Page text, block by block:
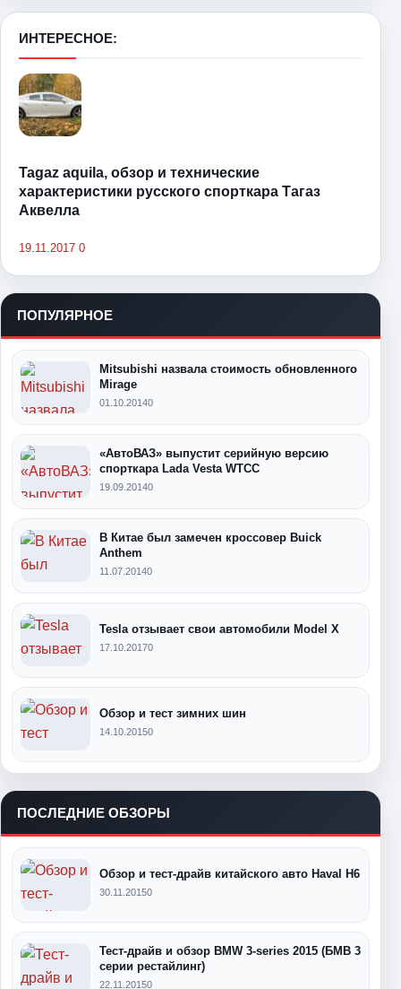
ИНТЕРЕСНОЕ:
Tagaz aquila, обзор и технические
характеристики русского спорткара Тагаз
Аквелла
19.11.2017 0
ПОПУЛЯРНОЕ
Mitsubishi назвала стоимость обновленного
Mirage
01.10.20140
«АвтоВАЗ» выпустит серийную версию
спорткара Lada Vesta WTCC
19.09.20140
В Китае был замечен кроссовер Buick
Anthem
11.07.20140
Tesla отзывает свои автомобили Model X
17.10.20170
Обзор и тест зимних шин
14.10.20150
ПОСЛЕДНИЕ ОБЗОРЫ
Обзор и тест-драйв китайского авто Haval H6
30.11.20150
Тест-драйв и обзор BMW 3-series 2015 (БМВ 3
серии рестайлинг)
22.11.20150